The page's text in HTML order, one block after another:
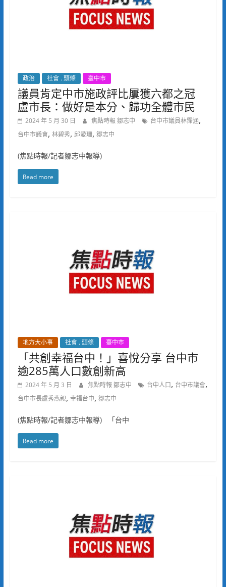
政治 社會 . 頭條 臺中市
議員肯定中市施政評比屢獲六都之冠
盧市長：做好是本分、歸功全體市民
2024 年 5 月 30 日 焦點時報 鄒志中 台中市議員林霈涵,
台中市議會, 林碧秀, 邱愛珊, 鄒志中
(焦點時報/記者鄒志中報導)
Read more
地方大小事 社會 . 頭條 臺中市
「共創幸福台中！」喜悅分享 台中市
逾285萬人口數創新高
2024 年 5 月 3 日 焦點時報 鄒志中 台中人口, 台中市議會,
台中市長盧秀燕親, 幸福台中, 鄒志中
(焦點時報/記者鄒志中報導) 「台中
Read more